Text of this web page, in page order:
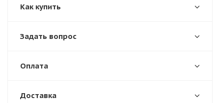
Как купить
Задать вопрос
Оплата
Доставка